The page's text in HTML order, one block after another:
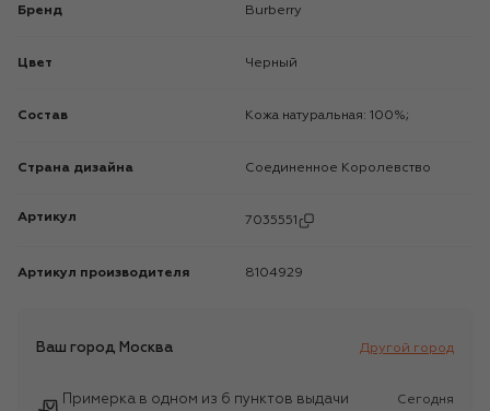
Бренд Burberry
Цвет Черный
Состав Кожа натуральная: 100%;
Страна дизайна Соединенное Королевство
Артикул 7035551
Артикул производителя 8104929
Ваш город Москва Другой город
Примерка в одном из 6 пунктов выдачи
Сегодня